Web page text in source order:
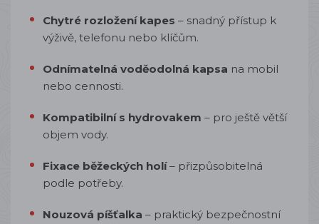
Chytré rozložení kapes – snadný přístup k
výživě, telefonu nebo klíčům.
Odnímatelná voděodolná kapsa na mobil
nebo cennosti.
Kompatibilní s hydrovakem – pro ještě větší
objem vody.
Fixace běžeckých holí– přizpůsobitelná
podle potřeby.
Nouzová píšťalka – praktický bezpečnostní